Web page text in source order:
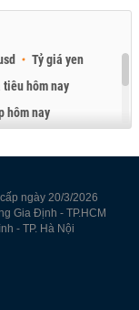
Tỷ giá yen
tiêu hôm nay
hôm nay
ngày 20/3/2026
Gia Định - TP.HCM
- TP. Hà Nội